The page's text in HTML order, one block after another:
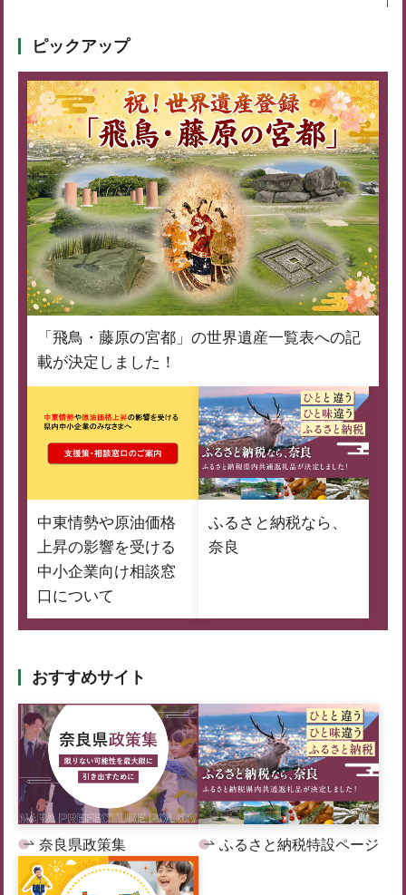
ピックアップ
「飛鳥・藤原の宮都」の世界遺産一覧表への記
載が決定しました！
中東情勢や原油価格
上昇の影響を受ける
中小企業向け相談窓
口について
ふるさと納税なら、
奈良
おすすめサイト
奈良県政策集 ふるさと納税特設ページ